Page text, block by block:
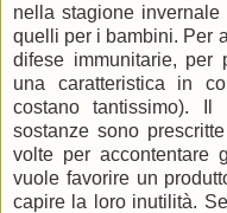
nella stagione
quelli per i bambini. Per
difese immunitarie, per
una caratteristica in
costano tantissimo).
sostanze sono
volte per accontentare
vuole favorire un
capire la loro inutilità.